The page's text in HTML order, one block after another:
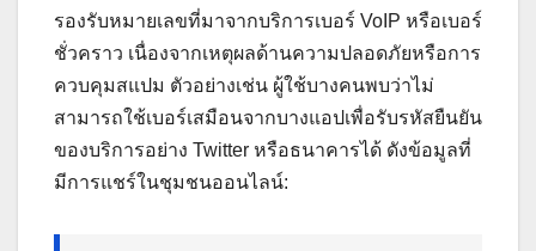
รองรับหมายเลขที่มาจากบริการเบอร์ VoIP หรือเบอร์
ชั่วคราว เนื่องจากเหตุผลด้านความปลอดภัยหรือการ
ควบคุมสแปม ตัวอย่างเช่น ผู้ใช้บางคนพบว่าไม่
สามารถใช้เบอร์เสมือนจากบางแอปเพื่อรับรหัสยืนยัน
ของบริการอย่าง Twitter หรือธนาคารได้ ดังข้อมูลที่
มีการแชร์ในชุมชนออนไลน์: